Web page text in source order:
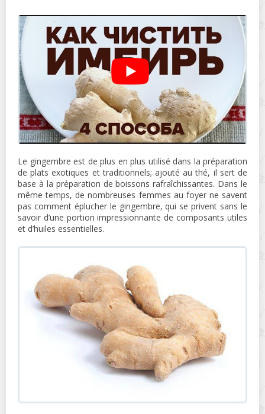
Le gingembre est de plus en plus utilisé dans la préparation
de plats exotiques et traditionnels; ajouté au thé, il sert de
base à la préparation de boissons rafraîchissantes. Dans le
même temps, de nombreuses femmes au foyer ne savent
pas comment éplucher le gingembre, qui se privent sans le
savoir d’une portion impressionnante de composants utiles
et d’huiles essentielles.